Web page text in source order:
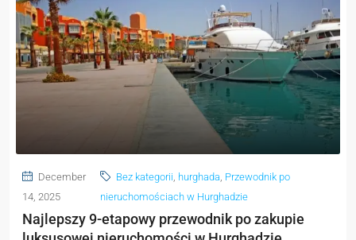
December
14, 2025
Bez kategorii, hurghada, Przewodnik po
nieruchomościach w Hurghadzie
Najlepszy 9-etapowy przewodnik po zakupie